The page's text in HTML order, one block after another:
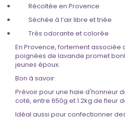
Récoltée en Provence
Séchée à l’air libre et triée
Très odorante et colorée
En Provence, fortement associée
poignées de lavande promet
jeunes époux.
Bon à savoir:
Prévoir pour une haie d'honneur
coté, entre 650g et 1.2kg de fleur
Idéal aussi pour confectionner